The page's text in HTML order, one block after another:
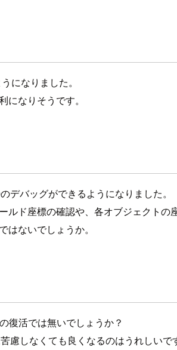
になりました。
なりそうです。
デバッグができるようになりました。
ルド座標の確認や、各オブジェクトの
ないでしょうか。
復活では無いでしょうか？
慮しなくても良くなるのはうれしいで